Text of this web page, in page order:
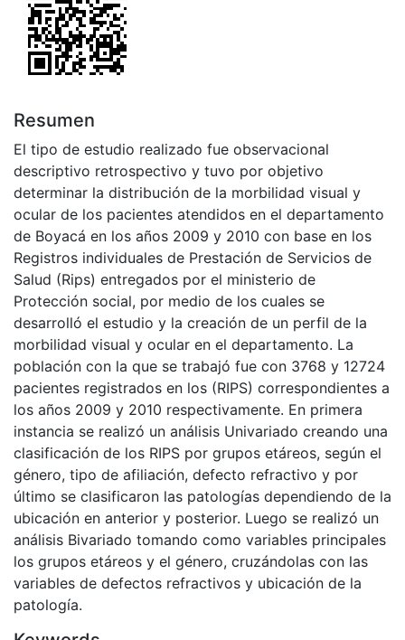
Resumen
El tipo de estudio realizado fue observacional
descriptivo retrospectivo y tuvo por objetivo
determinar la distribución de la morbilidad visual y
ocular de los pacientes atendidos en el departamento
de Boyacá en los años 2009 y 2010 con base en los
Registros individuales de Prestación de Servicios de
Salud (Rips) entregados por el ministerio de
Protección social, por medio de los cuales se
desarrolló el estudio y la creación de un perfil de la
morbilidad visual y ocular en el departamento. La
población con la que se trabajó fue con 3768 y 12724
pacientes registrados en los (RIPS) correspondientes a
los años 2009 y 2010 respectivamente. En primera
instancia se realizó un análisis Univariado creando una
clasificación de los RIPS por grupos etáreos, según el
género, tipo de afiliación, defecto refractivo y por
último se clasificaron las patologías dependiendo de la
ubicación en anterior y posterior. Luego se realizó un
análisis Bivariado tomando como variables principales
los grupos etáreos y el género, cruzándolas con las
variables de defectos refractivos y ubicación de la
patología.